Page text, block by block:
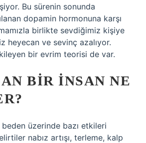
Bu sürenin sonunda
dopamin hormonuna karşı
birlikte sevdiğimiz kişiye
heyecan ve sevinç azalıyor.
bir evrim teorisi de var.
BIR INSAN NE
üzerinde bazı etkileri
nabız artışı, terleme, kalp